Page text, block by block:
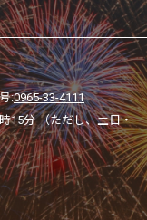
:0965-33-4111
15分 （ただし、土日・